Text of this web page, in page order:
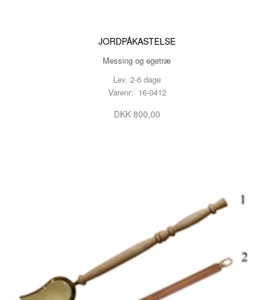
JORDPÅKASTELSE
Messing og egetræ
Lev. 2-6 dage
Varenr: 16-0412
DKK 800,00